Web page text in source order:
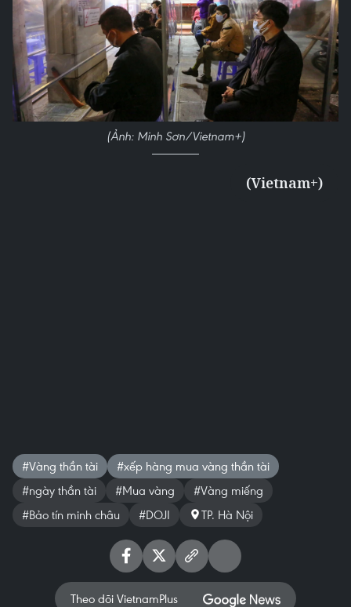
(Ảnh: Minh Sơn/Vietnam+)
(Vietnam+)
#Vàng thần tài
#xếp hàng mua vàng thần tài
#ngày thần tài
#Mua vàng
#Vàng miếng
#Bảo tín minh châu
#DOJI TP. Hà Nội
Theo dõi VietnamPlus